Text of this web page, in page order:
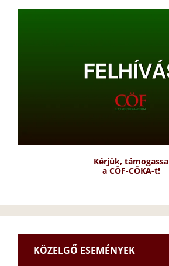
Kérjük, támogassa
a CÖF-CÖKA-t!
KÖZELGŐ ESEMÉNYEK